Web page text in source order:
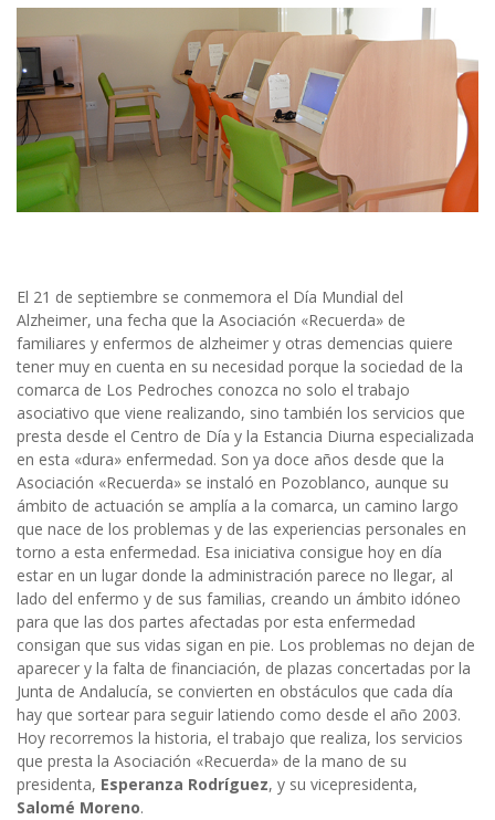
El 21 de septiembre se conmemora el Día Mundial del
Alzheimer, una fecha que la Asociación «Recuerda» de
familiares y enfermos de alzheimer y otras demencias quiere
tener muy en cuenta en su necesidad porque la sociedad de la
comarca de Los Pedroches conozca no solo el trabajo
asociativo que viene realizando, sino también los servicios que
presta desde el Centro de Día y la Estancia Diurna especializada
en esta «dura» enfermedad. Son ya doce años desde que la
Asociación «Recuerda» se instaló en Pozoblanco, aunque su
ámbito de actuación se amplía a la comarca, un camino largo
que nace de los problemas y de las experiencias personales en
torno a esta enfermedad. Esa iniciativa consigue hoy en día
estar en un lugar donde la administración parece no llegar, al
lado del enfermo y de sus familias, creando un ámbito idóneo
para que las dos partes afectadas por esta enfermedad
consigan que sus vidas sigan en pie. Los problemas no dejan de
aparecer y la falta de financiación, de plazas concertadas por la
Junta de Andalucía, se convierten en obstáculos que cada día
hay que sortear para seguir latiendo como desde el año 2003.
Hoy recorremos la historia, el trabajo que realiza, los servicios
que presta la Asociación «Recuerda» de la mano de su
presidenta, Esperanza Rodríguez, y su vicepresidenta,
Salomé Moreno.